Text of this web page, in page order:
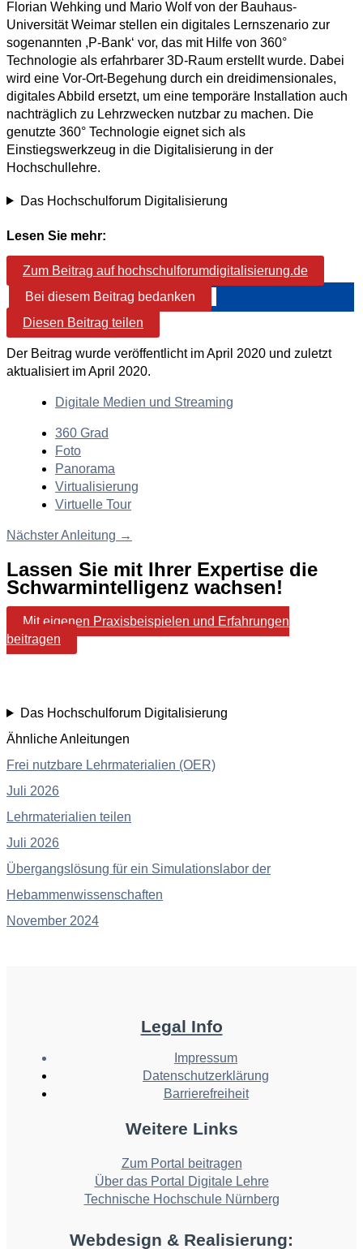
Florian Wehking und Mario Wolf von der Bauhaus-
Universität Weimar stellen ein digitales Lernszenario zur
sogenannten ,P-Bank‘ vor, das mit Hilfe von 360°
Technologie als erfahrbarer 3D-Raum erstellt wurde. Dabei
wird eine Vor-Ort-Begehung durch ein dreidimensionales,
digitales Abbild ersetzt, um eine temporäre Installation auch
nachträglich zu Lehrzwecken nutzbar zu machen. Die
genutzte 360° Technologie eignet sich als
Einstiegswerkzeug in die Digitalisierung in der
Hochschullehre.
Das Hochschulforum Digitalisierung
Lesen Sie mehr:
Zum Beitrag auf hochschulforumdigitalisierung.de
Bei diesem Beitrag bedanken
Diesen Beitrag teilen
Der Beitrag wurde veröffentlicht im April 2020 und zuletzt
aktualisiert im April 2020.
Digitale Medien und Streaming
360 Grad
Foto
Panorama
Virtualisierung
Virtuelle Tour
Nächster Anleitung →
Lassen Sie mit Ihrer Expertise die
Schwarmintelligenz wachsen!
Mit eigenen Praxisbeispielen und Erfahrungen
beitragen
Das Hochschulforum Digitalisierung
Ähnliche Anleitungen
Frei nutzbare Lehrmaterialien (OER)
Juli 2026
Lehrmaterialien teilen
Juli 2026
Übergangslösung für ein Simulationslabor der
Hebammenwissenschaften
November 2024
Legal Info
Impressum
Datenschutzerklärung
Barrierefreiheit
Weitere Links
Zum Portal beitragen
Über das Portal Digitale Lehre
Technische Hochschule Nürnberg
Webdesign & Realisierung: